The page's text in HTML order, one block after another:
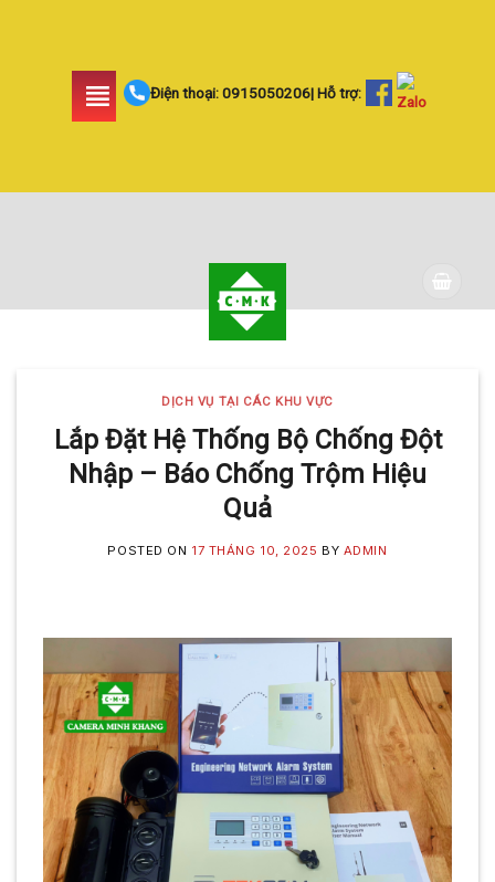
Điện thoại:0915050206| Hỗ trợ:
DỊCH VỤ TẠI CÁC KHU VỰC
Lắp Đặt Hệ Thống Bộ Chống Đột
Nhập – Báo Chống Trộm Hiệu
Quả
POSTED ON 17 THÁNG 10, 2025 BY ADMIN